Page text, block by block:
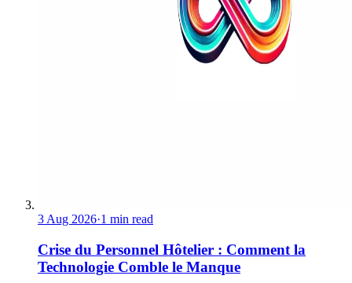
3 Aug 2026·1 min read
Crise du Personnel Hôtelier : Comment la
Technologie Comble le Manque